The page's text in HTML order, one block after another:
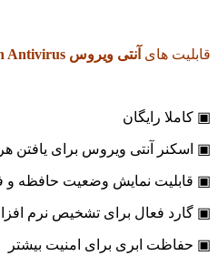
هایآنتی ویروس Padvish Antivirus پادویش
رایگان
آنتی ویروس برای یافتن هر نوع
نمایش وضعیت حافظه و فضای
فعال برای تشخیص نرم افزارهای
ابری برای امنیت بیشتر